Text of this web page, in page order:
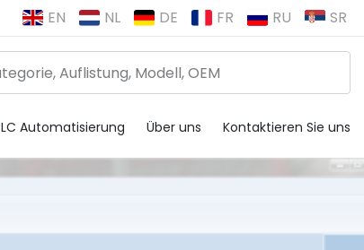
EN NL DE FR RU SR
PLC Automatisierung Über uns Kontaktieren Sie uns